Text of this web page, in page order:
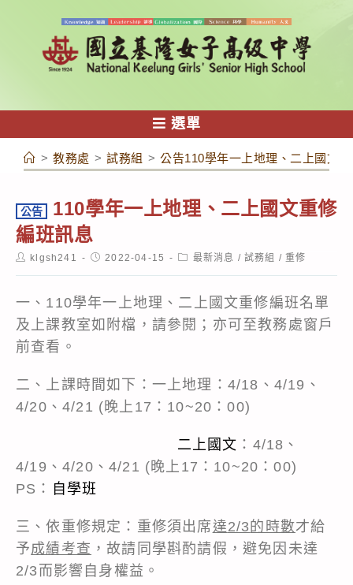
容
選單
> 教務處 > 試務組 > 公告110學年一上地理、二上國文
公告
110學年一上地理、二上國文重修
編班訊息
Postklgsh241
Post2022-04-15
Post最新消息 / 試務組 / 重修
一、110學年一上地理、二上國文重修編班名單
及上課教室如附檔，請參閱；亦可至教務處窗戶
前查看。
二、上課時間如下：一上地理：4/18、4/19、
4/20、4/21 (晚上17：10~20：00)
二上國文 ：4/18、
4/19、4/20、4/21 (晚上17：10~20：00)
PS： 自學班
三、依重修規定：重修須出席達2/3的時數才給
予成績考查 ，故請同學斟酌請假，避免因未達
2/3而影響自身權益。